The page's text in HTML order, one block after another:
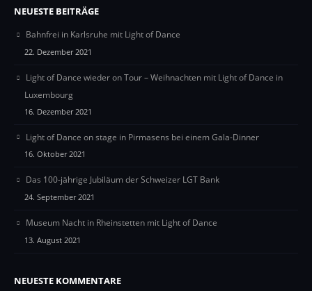
NEUESTE BEITRÄGE
Bahnfrei in Karlsruhe mit Light of Dance
22. Dezember 2021
Light of Dance wieder on Tour – Weihnachten mit Light of Dance in
Luxembourg
16. Dezember 2021
Light of Dance on stage in Pirmasens bei einem Gala-Dinner
16. Oktober 2021
Das 100-jährige Jubiläum der Schweizer LGT Bank
24. September 2021
Museum Nacht in Rheinstetten mit Light of Dance
13. August 2021
NEUESTE KOMMENTARE